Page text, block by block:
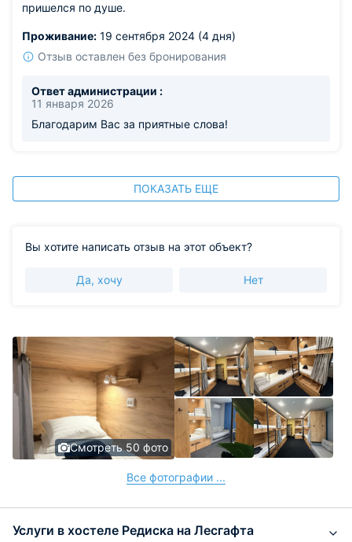
пришелся по душе.
Проживание: 19 сентября 2024 (4 дня)
Отзыв оставлен без бронирования
Ответ администрации :
11 января 2026
Благодарим Вас за приятные слова!
ПОКАЗАТЬ ЕЩЕ
Вы хотите написать отзыв на этот объект?
Да, хочу Нет
Смотреть 50 фото
Все фотографии ...
Услуги в хостеле Редиска на Лесгафта